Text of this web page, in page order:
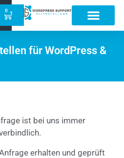
0
für WordPress &
ist bei uns immer
erhalten und geprüft